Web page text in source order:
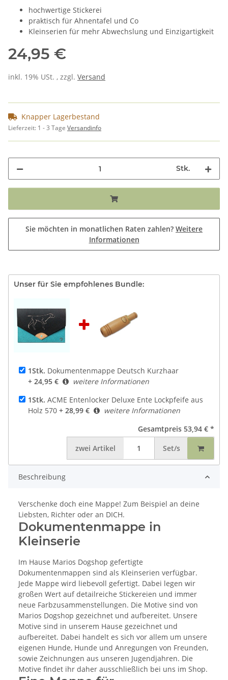
hochwertige Stickerei
praktisch für Ahnentafel und Co
Kleinserien für mehr Abwechslung und Einzigartigkeit
24,95 €
inkl. 19% USt. , zzgl. Versand
Knapper Lagerbestand
Lieferzeit: 1 - 3 Tage Versandinfo
Stk.
Sie möchten in monatlichen Raten zahlen? Weitere
Informationen
Unser für Sie empfohlenes Bundle:
1Stk. Dokumentenmappe Deutsch Kurzhaar
+ 24,95 €
weitere Informationen
1Stk. ACME Entenlocker Deluxe Ente Lockpfeife aus
Holz 570 + 28,99 €
weitere Informationen
Gesamtpreis 53,94 € *
zwei Artikel Set/s
Beschreibung
Verschenke doch eine Mappe! Zum Beispiel an deine
Liebsten, Richter oder an DICH.
Dokumentenmappe in
Kleinserie
Im Hause Marios Dogshop gefertigte
Dokumentenmappen sind als Kleinserien verfügbar.
Jede Mappe wird liebevoll gefertigt. Dabei legen wir
großen Wert auf detailreiche Stickereien und immer
neue Farbzusammenstellungen. Die Motive sind von
Marios Dogshop gezeichnet und aufbereitet. Unsere
Motive sind in unserem Hause gezeichnet und
aufbereitet. Dabei handelt es sich vor allem um unsere
eigenen Hunde, Hunde und Anregungen von Freunden,
sowie Zeichnungen aus unseren Jugendjahren. Die
Motive findet ihr daher ausschließlich bei uns im Shop.